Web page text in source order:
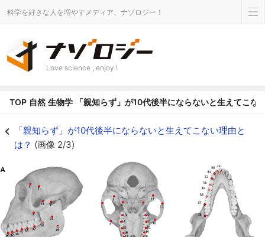
科学を好きな人を増やすメディア、ナゾロジー！
Love science , enjoy !
TOP 自然 生物学 「親知らず」が10代後半にならないと生えてこな
「親知らず」が10代後半にならないと生えてこない理由と
は？ (画像 2/3)